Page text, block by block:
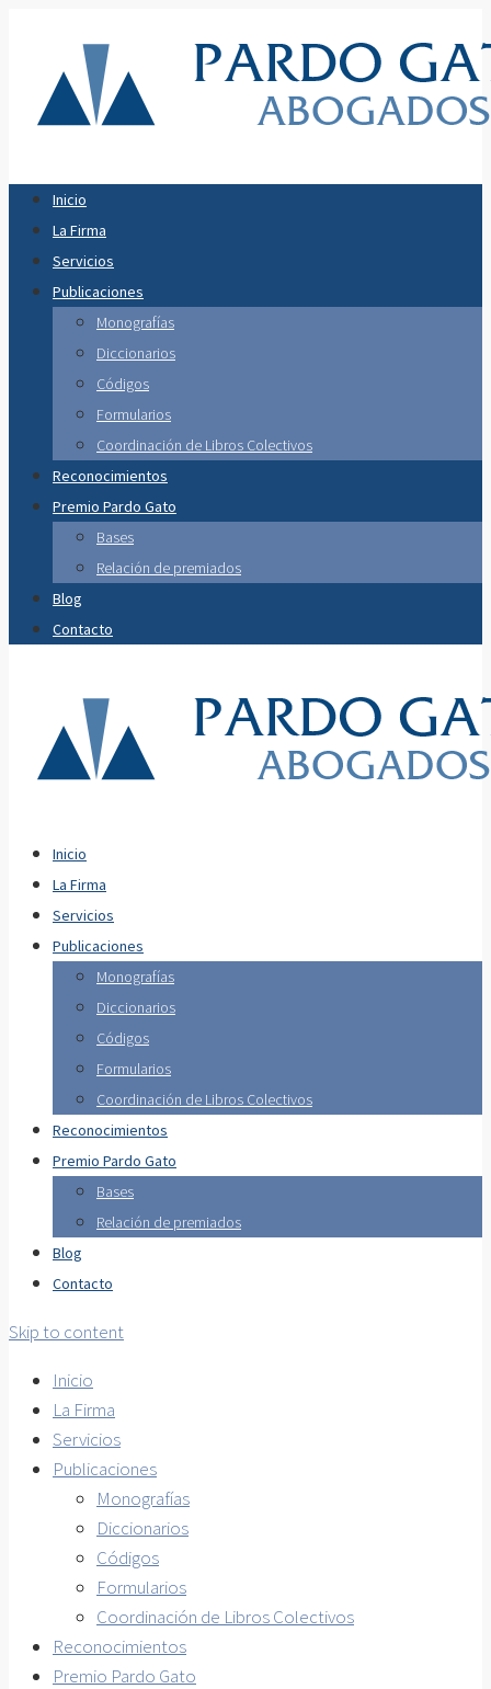
Inicio
La Firma
Servicios
Publicaciones
Monografías
Diccionarios
Códigos
Formularios
Coordinación de Libros Colectivos
Reconocimientos
Premio Pardo Gato
Bases
Relación de premiados
Blog
Contacto
Inicio
La Firma
Servicios
Publicaciones
Monografías
Diccionarios
Códigos
Formularios
Coordinación de Libros Colectivos
Reconocimientos
Premio Pardo Gato
Bases
Relación de premiados
Blog
Contacto
Skip to content
Inicio
La Firma
Servicios
Publicaciones
Monografías
Diccionarios
Códigos
Formularios
Coordinación de Libros Colectivos
Reconocimientos
Premio Pardo Gato